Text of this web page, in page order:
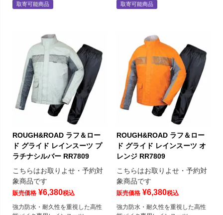
取寄可能商品 取寄可能商品
ROUGH&ROAD ラフ＆ロー
ド グライド レインスーツ プ
ラチナシルバー RR7809
こちらはお取りよせ・予約対
象商品です
販売価格 ¥6,380税込
強力防水・耐久性を重視した高性
ROUGH&ROAD ラフ＆ロー
ド グライド レインスーツ オ
レンジ RR7809
こちらはお取りよせ・予約対
象商品です
販売価格 ¥6,380税込
強力防水・耐久性を重視した高性